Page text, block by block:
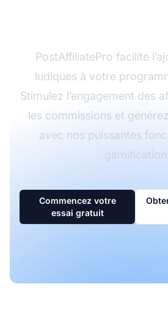
PostAffiliatePro facilite
ludiques à votre
Stimulez l’engagement des
les commissions et
avec nos puissantes
gamification.
Commencez votre
essai gratuit